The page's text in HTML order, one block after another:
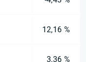
12,16 %
3,36 %